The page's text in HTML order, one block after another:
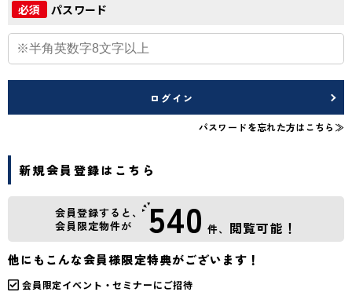
必須 パスワード
ログイン
パスワードを忘れた方はこちら≫
新規会員登録はこちら
会員登録すると、
会員限定物件が
540 件、 閲覧可能！
他にもこんな会員様限定特典がございます！
会員限定イベント・セミナーにご招待